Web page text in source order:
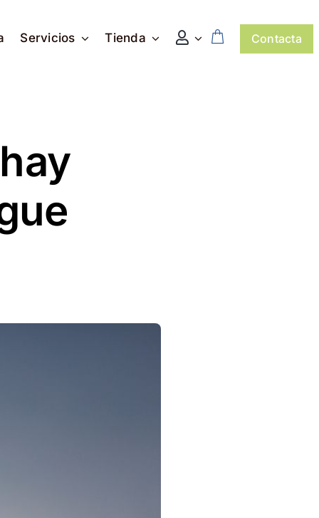
Servicios Tienda Contacta